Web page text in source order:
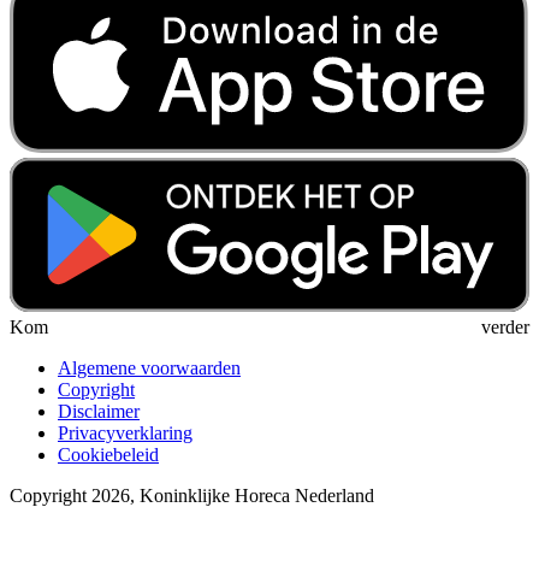
Kom verder
Algemene voorwaarden
Copyright
Disclaimer
Privacyverklaring
Cookiebeleid
Copyright 2026, Koninklijke Horeca Nederland